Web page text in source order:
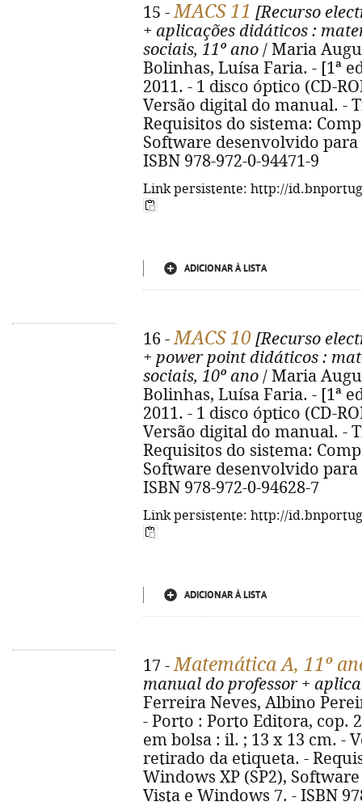
15 -MACS 11 [Recurso
+ aplicações didáticos :
sociais, 11º ano / Maria
Bolinhas, Luísa Faria. - [1ª
2011. - 1 disco óptico (CD-
Versão digital do manual. -
Requisitos do sistema:
Software desenvolvido
ISBN 978-972-0-94471-9
Link persistente: http://
ADICIONAR À LISTA
16 -MACS 10 [Recurso
+ power point didáticos :
sociais, 10º ano / Maria
Bolinhas, Luísa Faria. - [1ª
2011. - 1 disco óptico (CD-
Versão digital do manual. -
Requisitos do sistema:
Software desenvolvido
ISBN 978-972-0-94628-7
Link persistente: http://
ADICIONAR À LISTA
17 -Matemática A, 11º
manual do professor +
Ferreira Neves, Albino
- Porto : Porto Editora, cop.
em bolsa : il. ; 13 x 13 cm. -
retirado da etiqueta. -
Windows XP (SP2),
Vista e Windows 7. - ISBN